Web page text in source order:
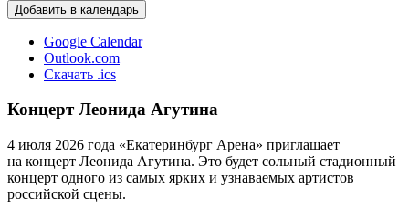
Добавить в календарь
Google Calendar
Outlook.com
Скачать .ics
Концерт Леонида Агутина
4 июля 2026 года «Екатеринбург Арена» приглашает
на концерт Леонида Агутина. Это будет сольный стадионный
концерт одного из самых ярких и узнаваемых артистов
российской сцены.